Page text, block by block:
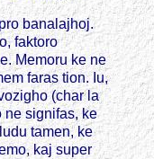
banalajhoj.
faktoro
Memoru ke ne
faras tion. Iu,
(char la
ne signifas, ke
tamen, ke
kaj super